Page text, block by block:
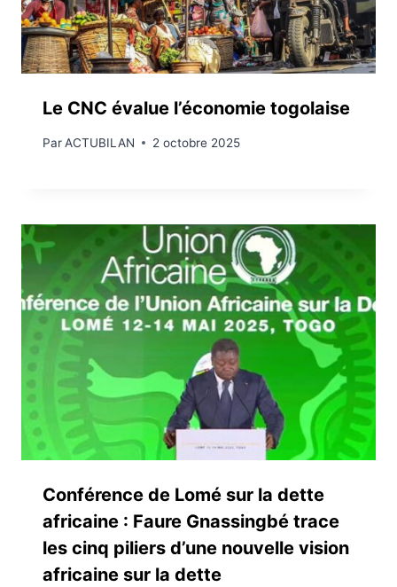
Le CNC évalue l’économie togolaise
ParACTUBILAN 2 octobre 2025
Conférence de Lomé sur la dette
africaine : Faure Gnassingbé trace
les cinq piliers d’une nouvelle vision
africaine sur la dette